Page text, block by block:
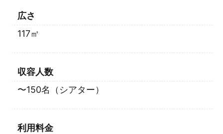
広さ
117㎡
収容人数
〜150名（シアター）
利用料金